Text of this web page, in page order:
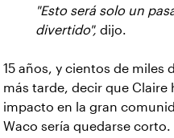
"Esto será solo un
divertido", dijo.
15 años, y cientos de miles
más tarde, decir que Claire
impacto en la gran
Waco sería quedarse